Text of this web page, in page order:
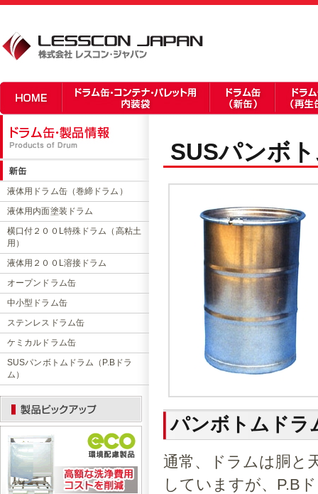
液体用ドラム缶（巻締ドラム）
液体用内面塗装ドラム
横口付２００L特殊ドラム（高粘土
用）
液体用２００L溶接ドラム
オープンドラム缶
中小型ドラム缶
ステンレスドラム缶
ケミカルドラム缶
SUSパンボトムドラム（P.Bドラ
ム）
SUSパンボ
パンボトムドラ
通常、ドラムは胴と
していますが、P.B